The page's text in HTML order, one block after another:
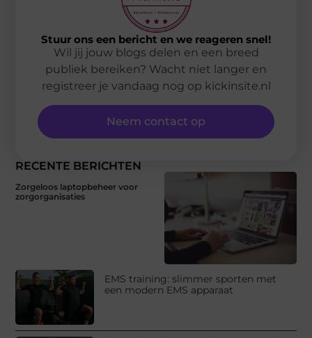
RECENTE BERICHTEN
Zorgeloos laptopbeheer voor
zorgorganisaties
EMS training: slimmer sporten met
een modern EMS apparaat
Stuur ons een bericht en we reageren snel!
Wil jij jouw blogs delen en een breed
publiek bereiken? Wacht niet langer en
registreer je vandaag nog op kickinsite.nl
Neem contact op